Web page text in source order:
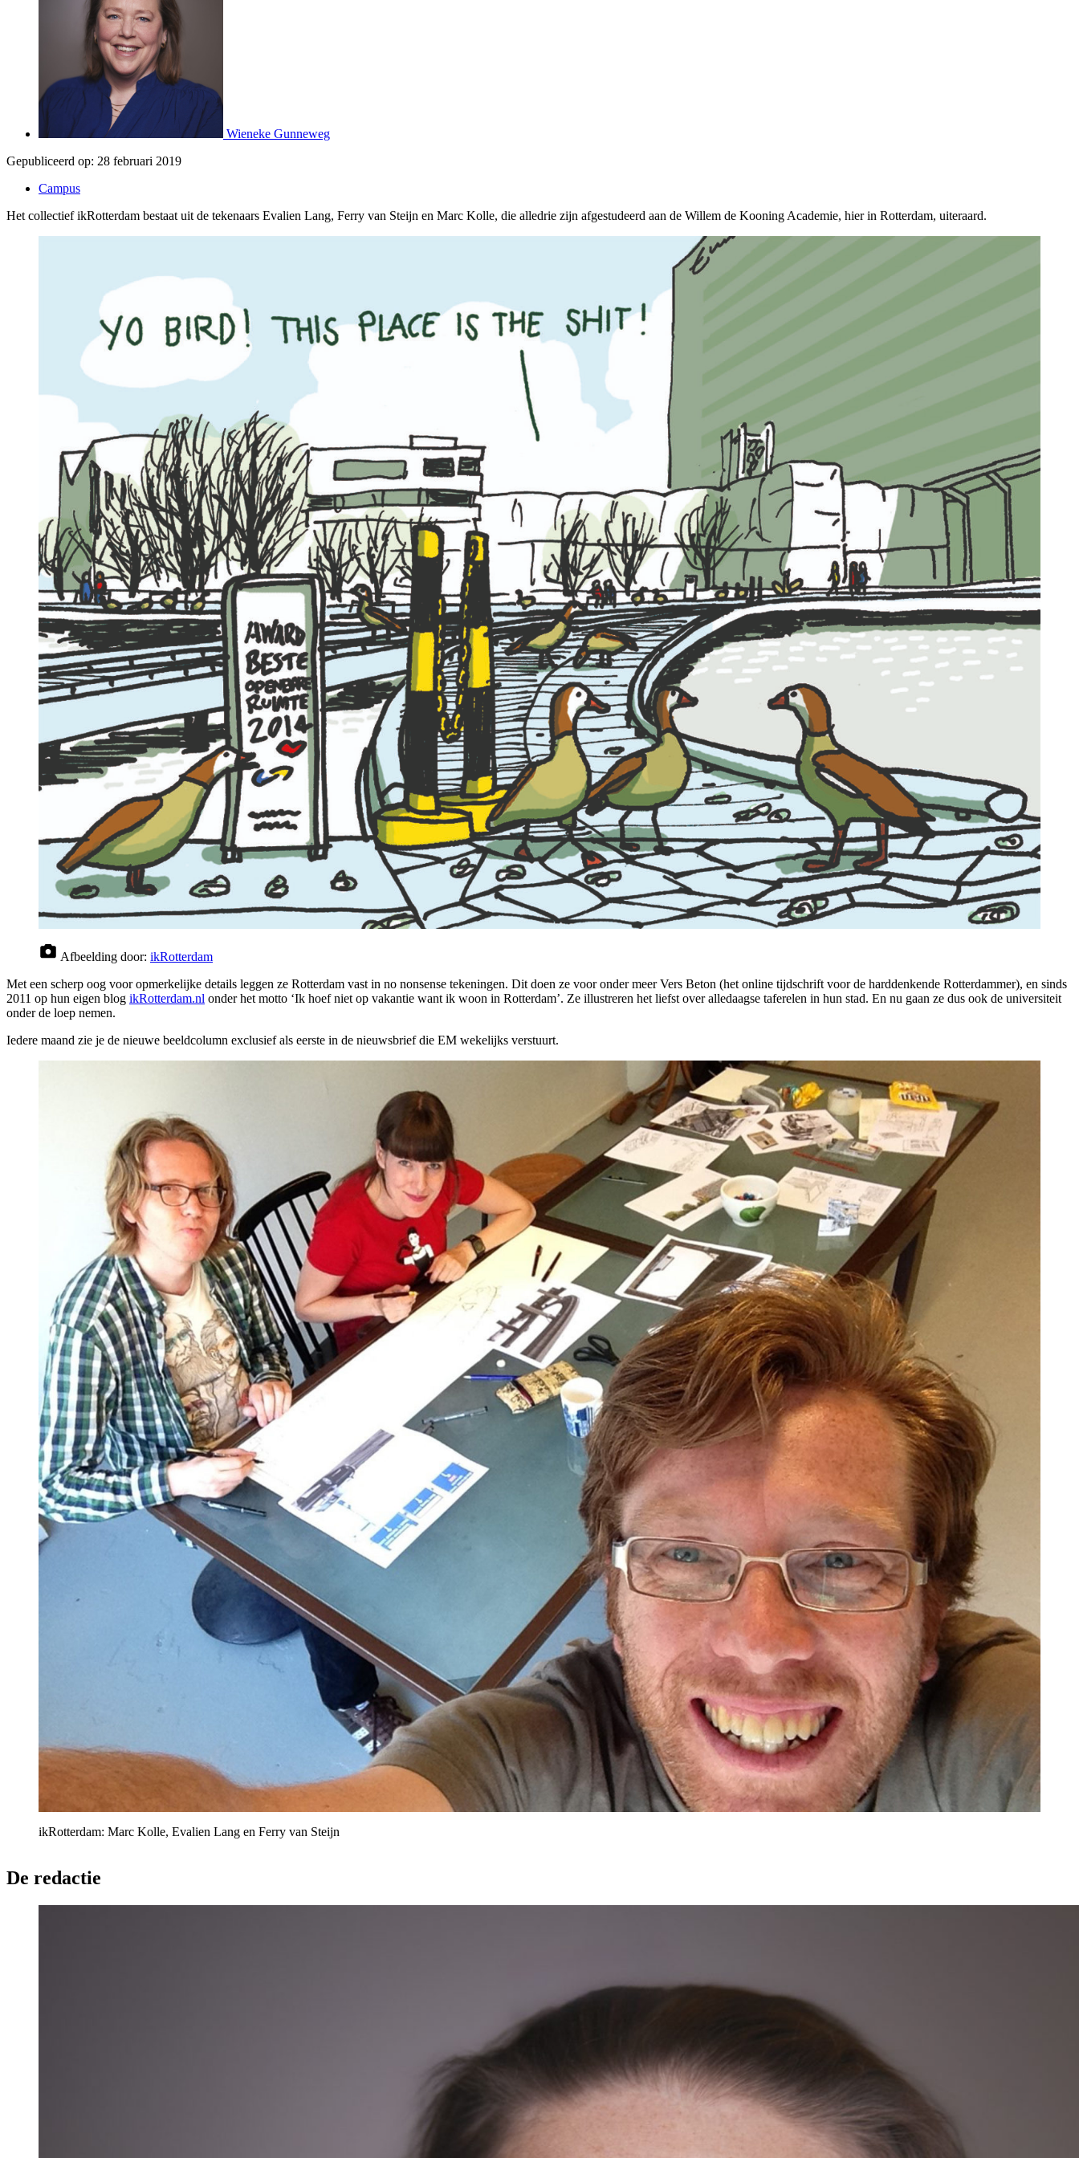
Wieneke Gunneweg
Gepubliceerd op: 28 februari 2019
Campus
Het collectief ikRotterdam bestaat uit de tekenaars Evalien Lang, Ferry van Steijn en Marc Kolle, die alledrie zijn afgestudeerd aan de Willem de Kooning Academie, hier in Rotterdam, uiteraard.
Afbeelding door: ikRotterdam
Met een scherp oog voor opmerkelijke details leggen ze Rotterdam vast in no nonsense tekeningen. Dit doen ze voor onder meer Vers Beton (het online tijdschrift voor de harddenkende Rotterdammer), en sinds
2011 op hun eigen blog ikRotterdam.nl onder het motto ‘Ik hoef niet op vakantie want ik woon in Rotterdam’. Ze illustreren het liefst over alledaagse taferelen in hun stad. En nu gaan ze dus ook de universiteit
onder de loep nemen.
Iedere maand zie je de nieuwe beeldcolumn exclusief als eerste in de nieuwsbrief die EM wekelijks verstuurt.
ikRotterdam: Marc Kolle, Evalien Lang en Ferry van Steijn
De redactie